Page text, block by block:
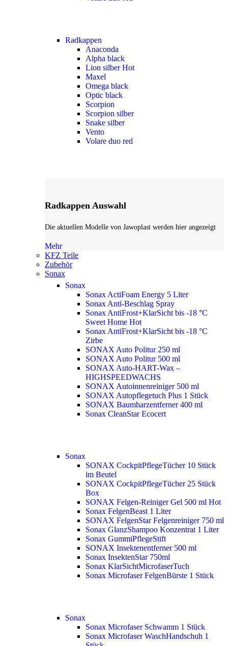
Radkappen
Anaconda
Alpha black
Lion silberHot
Maxel
Omega black
Optic black
Scorpion
Scorpion silber
Snake silber
Vento
Volare duo red
Radkappen Auswahl
Die aktuellen Modelle von Jawoplast werden hier angezeigt
Mehr
KFZ Teile
Zubehör
Sonax
Sonax
Sonax ActiFoam Energy 5 Liter
Sonax Anti-Beschlag Spray
Sonax AntiFrost+KlarSicht bis -18 °C
Sweet Home Hot
Sonax AntiFrost+KlarSicht bis -18 °C
Zirbe
SONAX Auto Politur 250 ml
SONAX Auto Politur 500 ml
SONAX Auto-HART-Wax –
HIGHSPEEDWACHS
SONAX Autoinnenreiniger 500 ml
SONAX Autopflegetuch Plus 1 Stück
SONAX Baumharzentferner 400 ml
Sonax CleanStar Ecocert
Sonax
SONAX CockpitPflegeTücher 10 Stück
im Beutel
SONAX CockpitPflegeTücher 25 Stück
Box
SONAX Felgen-Reiniger Gel 500 ml Hot
Sonax FelgenBeast 1 Liter
SONAX FelgenStar Felgenreiniger 750 ml
Sonax GlanzShampoo Konzentrat 1 Liter
Sonax GummiPflegeStift
SONAX Insektenentferner 500 ml
Sonax InsektenStar 750ml
Sonax KlarSichtMicrofaserTuch
Sonax Microfaser FelgenBürste 1 Stück
Sonax
Sonax Microfaser Schwamm 1 Stück
Sonax Microfaser WaschHandschuh 1